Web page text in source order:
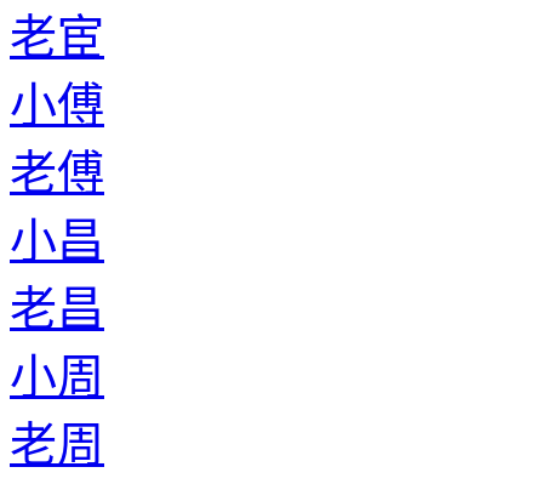
老宦
小傅
老傅
小昌
老昌
小周
老周